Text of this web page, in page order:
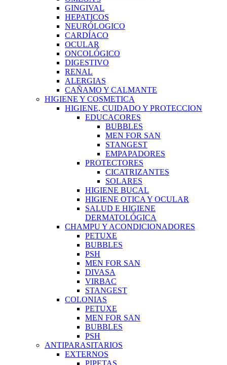
GINGIVAL
HEPATICOS
NEURÓLOGICO
CARDÍACO
OCULAR
ONCOLÓGICO
DIGESTIVO
RENAL
ALERGIAS
CAÑAMO Y CALMANTE
HIGIENE Y COSMETICA
HIGIENE, CUIDADO Y PROTECCION
EDUCACORES
BUBBLES
MEN FOR SAN
STANGEST
EMPAPADORES
PROTECTORES
CICATRIZANTES
SOLARES
HIGIENE BUCAL
HIGIENE OTICA Y OCULAR
SALUD E HIGIENE
DERMATOLÓGICA
CHAMPU Y ACONDICIONADORES
PETUXE
BUBBLES
PSH
MEN FOR SAN
DIVASA
VIRBAC
STANGEST
COLONIAS
PETUXE
MEN FOR SAN
BUBBLES
PSH
ANTIPARASITARIOS
EXTERNOS
PIPETAS